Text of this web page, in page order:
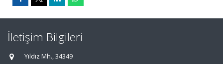
İletişim Bilgileri
Yıldız Mh., 34349